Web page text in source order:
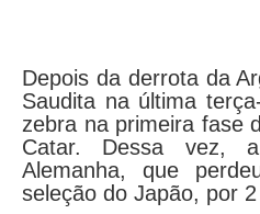
Depois da derrota da
Saudita na última
zebra na primeira fase
Catar. Dessa vez,
Alemanha, que
seleção do Japão, por